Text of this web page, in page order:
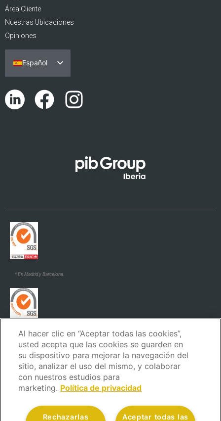
Área Cliente
Nuestras Ubicaciones
Opiniones
Español
Português
English (UK)
Català
* En Madrid y Barcelona.
Aviso Legal Política de privacidad Política de cookies
Al hacer clic en “Aceptar todas las cookies”,
usted acepta que las cookies se guarden en
su dispositivo para mejorar la navegación del
sitio, analizar el uso del mismo, y colaborar
con nuestros estudios para
marketing. Política de privacidad
Aceptar todas las
Rechazarlas